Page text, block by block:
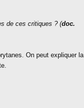
de ces critiques ? (doc.
On peut expliquer la